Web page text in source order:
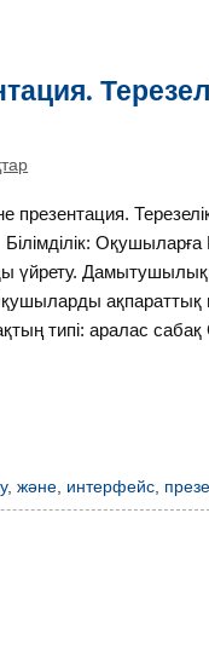
Power
үйрету.
ақпараттық
типі: аралас
,және, интерфейс,